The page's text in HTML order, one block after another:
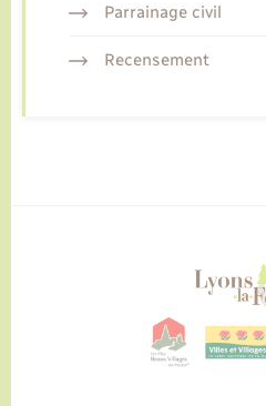
Parrainage civil
Recensement